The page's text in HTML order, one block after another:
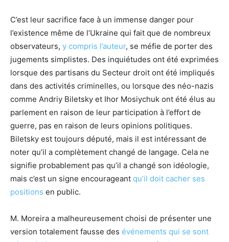
C’est leur sacrifice face à un immense danger pour
l’existence même de l’Ukraine qui fait que de nombreux
observateurs, y compris l’auteur, se méfie de porter des
jugements simplistes. Des inquiétudes ont été exprimées
lorsque des partisans du Secteur droit ont été impliqués
dans des activités criminelles, ou lorsque des néo-nazis
comme Andriy Biletsky et Ihor Mosiychuk ont été élus au
parlement en raison de leur participation à l’effort de
guerre, pas en raison de leurs opinions politiques.
Biletsky est toujours député, mais il est intéressant de
noter qu’il a complètement changé de langage. Cela ne
signifie probablement pas qu’il a changé son idéologie,
mais c’est un signe encourageant qu’il doit cacher ses
positions en public.
M. Moreira a malheureusement choisi de présenter une
version totalement fausse des événements qui se sont